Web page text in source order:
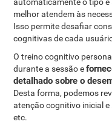
melhor atendem às
Isso permite desafiar
cognitivas de cada
O treino cognitivo
durante a sessão e
detalhado sobre o
Desta forma, podemos
atenção cognitivo inicial
etc.